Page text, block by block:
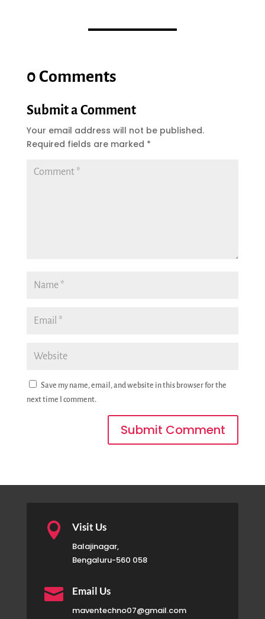
0 Comments
Submit a Comment
Your email address will not be published.
Required fields are marked *
Save my name, email, and website in this browser for the
next time I comment.
Submit Comment
 Visit Us
Balajinagar,
Bengaluru-560 058
 Email Us
maventechno07@gmail.com